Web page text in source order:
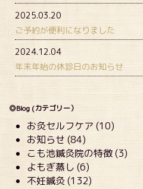
2025.03.20
ご予約が便利になりました
2024.12.04
年末年始の休診日のお知らせ
◎Blog (カテゴリー）
お灸セルフケア (10)
お知らせ (84)
こも池鍼灸院の特徴 (3)
よもぎ蒸し (6)
不妊鍼灸 (132)